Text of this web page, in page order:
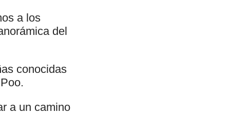
a los
del
conocidas
a un camino